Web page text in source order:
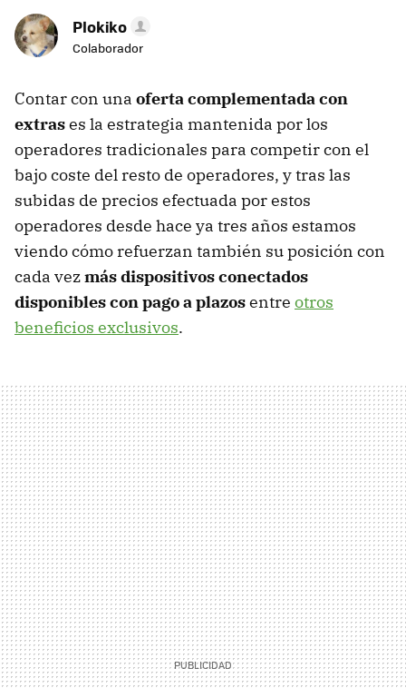
Plokiko
Colaborador
Contar con una oferta complementada con
extrases la estrategia mantenida por los
operadores tradicionales para competir con el
bajo coste del resto de operadores, y tras las
subidas de precios efectuada por estos
operadores desde hace ya tres años estamos
viendo cómo refuerzan también su posición con
cada vezmás dispositivos conectados
disponibles con pago a plazosentre otros
beneficios exclusivos.